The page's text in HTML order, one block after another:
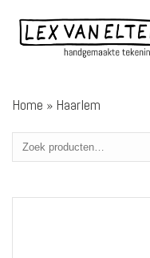
Home » Haarlem